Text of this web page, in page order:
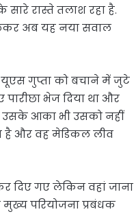
रास्ते तलाश रहा है.
अब यह नया सवाल
गुप्ता को बचाने में जुटे
भेज दिया था और
आका भी उसको नहीं
है और वह मेडिकल लीव
दिए गए लेकिन वहां जाना
परियोजना प्रबंधक